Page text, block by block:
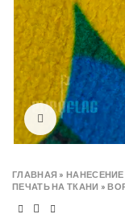
Click to
ГЛАВНАЯ »
ПЕЧАТЬ НА ТКАНИ »